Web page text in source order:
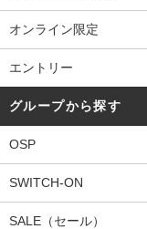
オンライン限定
エントリー
グループから探す
OSP
SWITCH-ON
SALE（セール）